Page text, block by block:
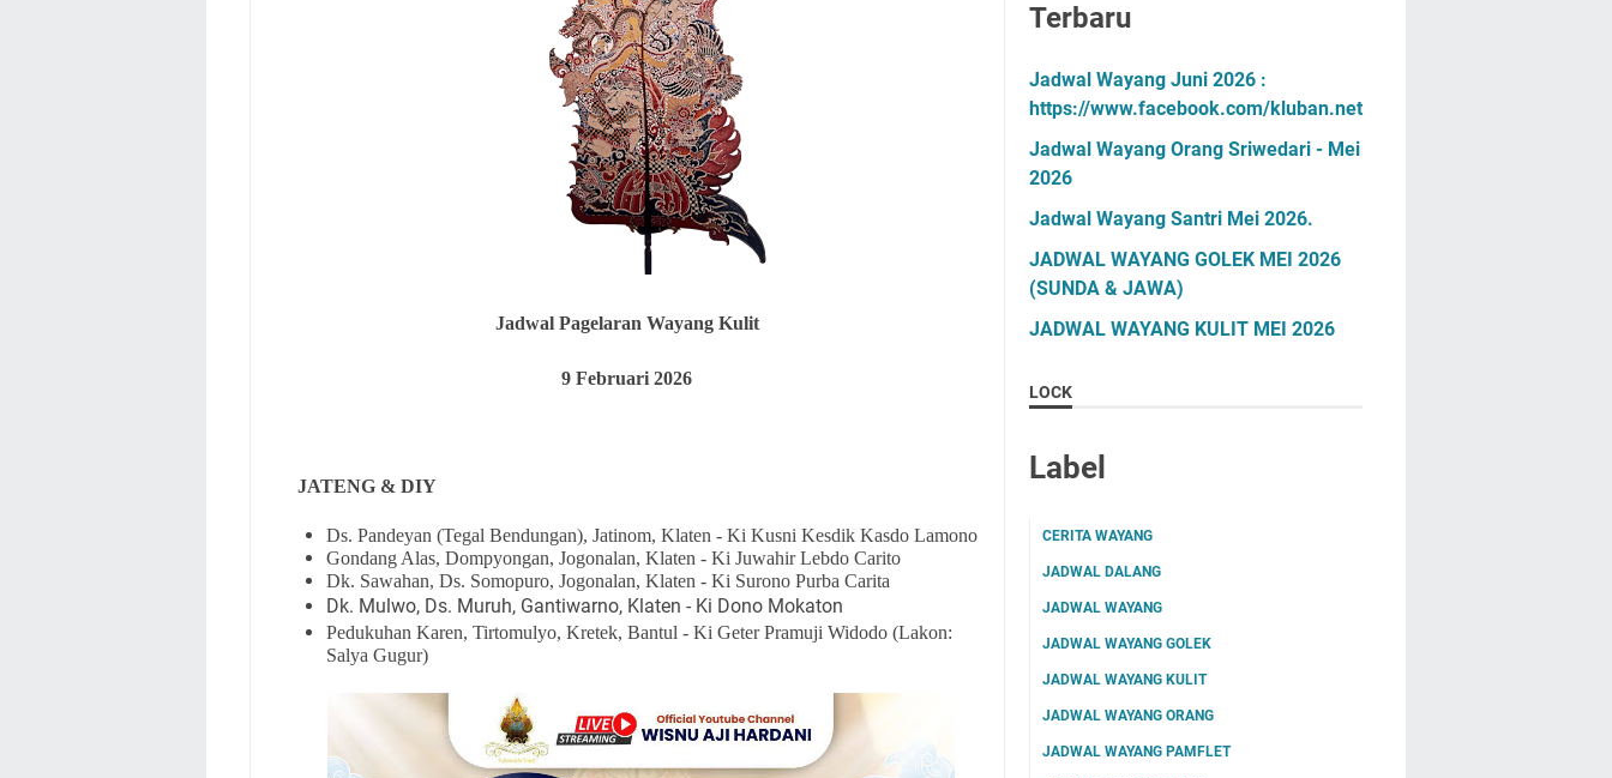
Jadwal Pagelaran Wayang Kulit
9Februari 2026
JATENG & DIY
Ds. Pandeyan (Tegal Bendungan), Jatinom, Klaten - Ki Kusni Kesdik Kasdo Lamono
Gondang Alas, Dompyongan, Jogonalan, Klaten - Ki Juwahir Lebdo Carito
Dk. Sawahan, Ds. Somopuro, Jogonalan, Klaten - Ki Surono Purba Carita
Dk. Mulwo, Ds. Muruh, Gantiwarno, Klaten - Ki Dono Mokaton
Pedukuhan Karen, Tirtomulyo, Kretek, Bantul - Ki Geter Pramuji Widodo (Lakon:
Salya Gugur)
Terbaru
Jadwal Wayang Juni 2026 :
https://www.facebook.com/kluban.net
Jadwal Wayang Orang Sriwedari - Mei
2026
Jadwal Wayang Santri Mei 2026.
JADWAL WAYANG GOLEK MEI 2026
(SUNDA & JAWA)
JADWAL WAYANG KULIT MEI 2026
LOCK
Label
CERITA WAYANG
JADWAL DALANG
JADWAL WAYANG
JADWAL WAYANG GOLEK
JADWAL WAYANG KULIT
JADWAL WAYANG ORANG
JADWAL WAYANG PAMFLET